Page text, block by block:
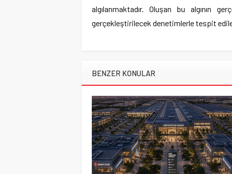
algılanmaktadır. Oluşan bu algının
gerçekleştirilecek denetimlerle tespit
BENZER KONULAR